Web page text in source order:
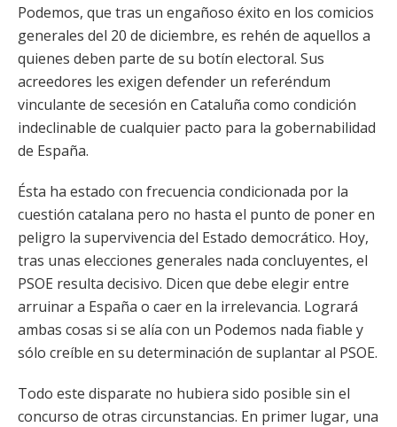
Podemos, que tras un engañoso éxito en los comicios
generales del 20 de diciembre, es rehén de aquellos a
quienes deben parte de su botín electoral. Sus
acreedores les exigen defender un referéndum
vinculante de secesión en Cataluña como condición
indeclinable de cualquier pacto para la gobernabilidad
de España.
Ésta ha estado con frecuencia condicionada por la
cuestión catalana pero no hasta el punto de poner en
peligro la supervivencia del Estado democrático. Hoy,
tras unas elecciones generales nada concluyentes, el
PSOE resulta decisivo. Dicen que debe elegir entre
arruinar a España o caer en la irrelevancia. Logrará
ambas cosas si se alía con un Podemos nada fiable y
sólo creíble en su determinación de suplantar al PSOE.
Todo este disparate no hubiera sido posible sin el
concurso de otras circunstancias. En primer lugar, una